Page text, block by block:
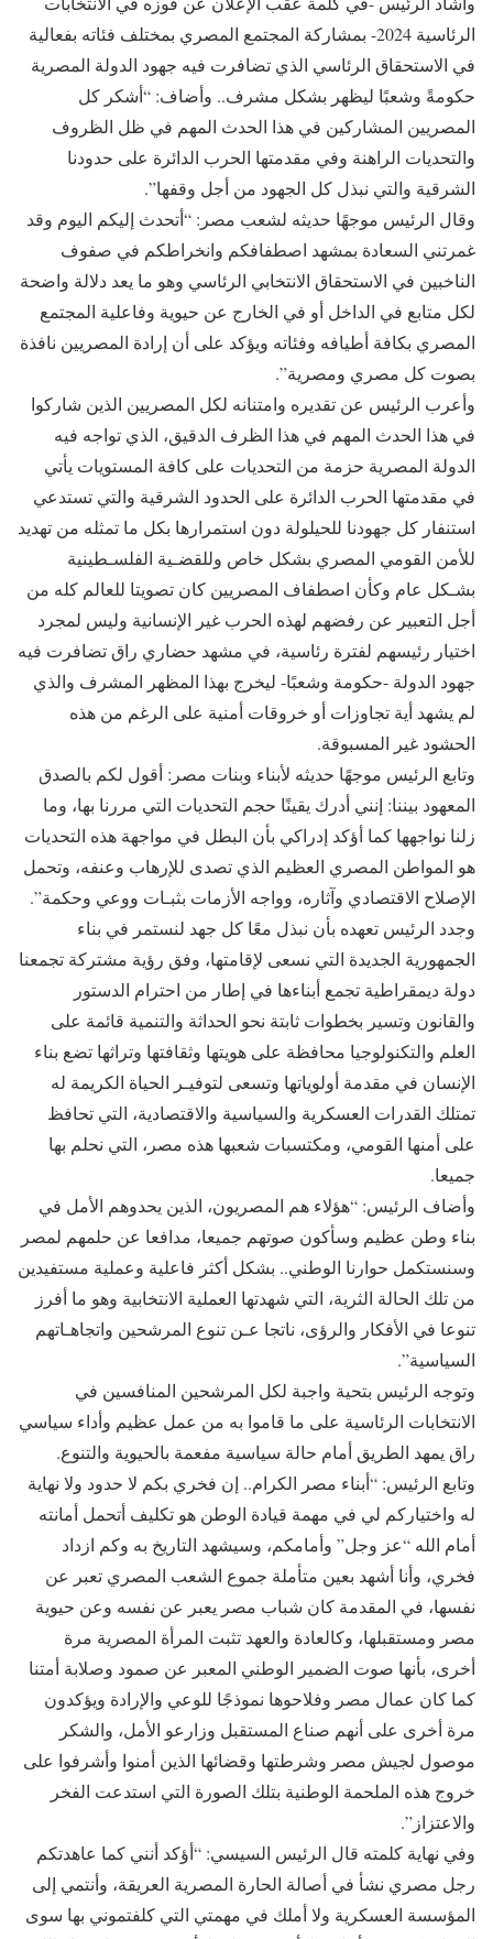
الرئاسية 2024- بمشاركة المجتمع المصري بمختلف فئاته بفعالية
في الاستحقاق الرئاسي الذي تضافرت فيه جهود الدولة المصرية
حكومةً وشعبًا ليظهر بشكل مشرف.. وأضاف: “أشكر كل
المصريين المشاركين في هذا الحدث المهم في ظل الظروف
والتحديات الراهنة وفي مقدمتها الحرب الدائرة على حدودنا
الشرقية والتي نبذل كل الجهود من أجل وقفها”.
وقال الرئيس موجهًا حديثه لشعب مصر: “أتحدث إليكم اليوم وقد
غمرتني السعادة بمشهد اصطفافكم وانخراطكم في صفوف
الناخبين في الاستحقاق الانتخابي الرئاسي وهو ما يعد دلالة واضحة
لكل متابع في الداخل أو في الخارج عن حيوية وفاعلية المجتمع
المصري بكافة أطيافه وفئاته ويؤكد على أن إرادة المصريين نافذة
بصوت كل مصري ومصرية”.
وأعرب الرئيس عن تقديره وامتنانه لكل المصريين الذين شاركوا
في هذا الحدث المهم في هذا الظرف الدقيق، الذي تواجه فيه
الدولة المصرية حزمة من التحديات على كافة المستويات يأتي
في مقدمتها الحرب الدائرة على الحدود الشرقية والتي تستدعي
استنفار كل جهودنا للحيلولة دون استمرارها بكل ما تمثله من تهديد
للأمن القومي المصري بشكل خاص وللقضـية الفلسـطينية
بشـكل عام وكأن اصطفاف المصريين كان تصويتا للعالم كله من
أجل التعبير عن رفضهم لهذه الحرب غير الإنسانية وليس لمجرد
اختيار رئيسهم لفترة رئاسية، في مشهد حضاري راق تضافرت فيه
جهود الدولة -حكومة وشعبًا- ليخرج بهذا المظهر المشرف والذي
لم يشهد أية تجاوزات أو خروقات أمنية على الرغم من هذه
الحشود غير المسبوقة.
وتابع الرئيس موجهًا حديثه لأبناء وبنات مصر: أقول لكم بالصدق
المعهود بيننا: إنني أدرك يقينًا حجم التحديات التي مررنا بها، وما
زلنا نواجهها كما أؤكد إدراكي بأن البطل في مواجهة هذه التحديات
هو المواطن المصري العظيم الذي تصدى للإرهاب وعنفه، وتحمل
الإصلاح الاقتصادي وآثاره، وواجه الأزمات بثبـات ووعي وحكمة”.
وجدد الرئيس تعهده بأن نبذل معًا كل جهد لنستمر في بناء
الجمهورية الجديدة التي نسعى لإقامتها، وفق رؤية مشتركة تجمعنا
دولة ديمقراطية تجمع أبناءها في إطار من احترام الدستور
والقانون وتسير بخطوات ثابتة نحو الحداثة والتنمية قائمة على
العلم والتكنولوجيا محافظة على هويتها وثقافتها وتراثها تضع بناء
الإنسان في مقدمة أولوياتها وتسعى لتوفيـر الحياة الكريمة له
تمتلك القدرات العسكرية والسياسية والاقتصادية، التي تحافظ
على أمنها القومي، ومكتسبات شعبها هذه مصر، التي نحلم بها
جميعا.
وأضاف الرئيس: “هؤلاء هم المصريون، الذين يحدوهم الأمل في
بناء وطن عظيم وسأكون صوتهم جميعا، مدافعا عن حلمهم لمصر
وسنستكمل حوارنا الوطني.. بشكل أكثر فاعلية وعملية مستفيدين
من تلك الحالة الثرية، التي شهدتها العملية الانتخابية وهو ما أفرز
تنوعا في الأفكار والرؤى، ناتجا عـن تنوع المرشحين واتجاهـاتهم
السياسية”.
وتوجه الرئيس بتحية واجبة لكل المرشحين المنافسين في
الانتخابات الرئاسية على ما قاموا به من عمل عظيم وأداء سياسي
راق يمهد الطريق أمام حالة سياسية مفعمة بالحيوية والتنوع.
وتابع الرئيس: “أبناء مصر الكرام.. إن فخري بكم لا حدود ولا نهاية
له واختياركم لي في مهمة قيادة الوطن هو تكليف أتحمل أمانته
أمام الله “عز وجل” وأمامكم، وسيشهد التاريخ به وكم ازداد
فخري، وأنا أشهد بعين متأملة جموع الشعب المصري تعبر عن
نفسها، في المقدمة كان شباب مصر يعبر عن نفسه وعن حيوية
مصر ومستقبلها، وكالعادة والعهد تثبت المرأة المصرية مرة
أخرى، بأنها صوت الضمير الوطني المعبر عن صمود وصلابة أمتنا
كما كان عمال مصر وفلاحوها نموذجًا للوعي والإرادة ويؤكدون
مرة أخرى على أنهم صناع المستقبل وزارعو الأمل، والشكر
موصول لجيش مصر وشرطتها وقضائها الذين أمنوا وأشرفوا على
خروج هذه الملحمة الوطنية بتلك الصورة التي استدعت الفخر
والاعتزاز”.
وفي نهاية كلمته قال الرئيس السيسي: “أؤكد أنني كما عاهدتكم
رجل مصري نشأ في أصالة الحارة المصرية العريقة، وأنتمي إلى
المؤسسة العسكرية ولا أملك في مهمتي التي كلفتموني بها سوى